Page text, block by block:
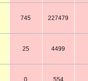
745 227479
25 4499
0 554